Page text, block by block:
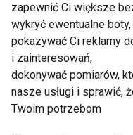
Zdrowie
zapewnić Ci większe
wykryć ewentualne
pokazywać Ci reklamy
i zainteresowań,
dokonywać pomiarów,
nasze usługi i sprawić,
Twoim potrzebom